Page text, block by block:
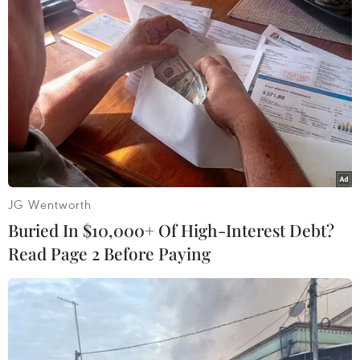
Làn sóng tấn công mạng
nhằm vào các quỹ đầu cơ
lớn của Mỹ
06/08/2026 06:47
Anh công bố kết quả điều
tra ban đầu vụ đâm dao ở
trung tâm London
06/08/2026 06:00
Hàn Quốc tăng cường giải
pháp ngăn chặn đánh bạc
trực tuyến trong quân đội
06/08/2026 04:52
Khẩn trường khám nghiệm
hiện trường, điều tra
nguyên nhân vụ cháy chợ
Biên Hòa
JG Wentworth
Buried In $10,000+ Of High-Interest Debt?
Read Page 2 Before Paying